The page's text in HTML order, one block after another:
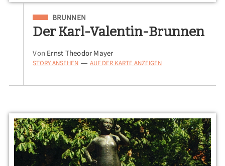
Eingeordnet unter
BRUNNEN
Der Karl-Valentin-Brunnen
Von Ernst Theodor Mayer
STORY ANSEHEN — AUF DER KARTE ANZEIGEN